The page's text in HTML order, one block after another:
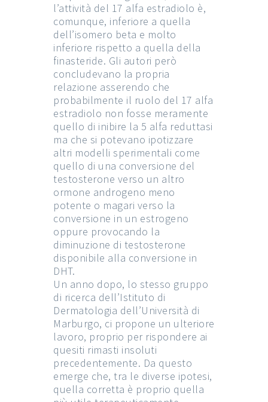
l’attività del 17 alfa estradiolo è,
comunque, inferiore a quella
dell’isomero beta e molto
inferiore rispetto a quella della
finasteride. Gli autori però
concludevano la propria
relazione asserendo che
probabilmente il ruolo del 17 alfa
estradiolo non fosse meramente
quello di inibire la 5 alfa reduttasi
ma che si potevano ipotizzare
altri modelli sperimentali come
quello di una conversione del
testosterone verso un altro
ormone androgeno meno
potente o magari verso la
conversione in un estrogeno
oppure provocando la
diminuzione di testosterone
disponibile alla conversione in
DHT.
Un anno dopo, lo stesso gruppo
di ricerca dell’Istituto di
Dermatologia dell’Università di
Marburgo, ci propone un ulteriore
lavoro, proprio per rispondere ai
quesiti rimasti insoluti
precedentemente. Da questo
emerge che, tra le diverse ipotesi,
quella corretta è proprio quella